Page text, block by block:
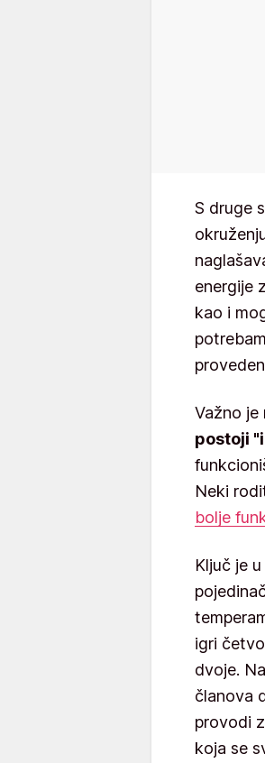
S druge
energije
kao i
Važno je
postoji
Neki
bolje
Ključ je
igri
dvoje.
članova
provodi
koja se